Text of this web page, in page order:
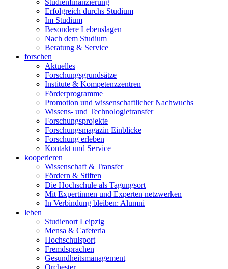
Studienfinanzierung
Erfolgreich durchs Studium
Im Studium
Besondere Lebenslagen
Nach dem Studium
Beratung & Service
forschen
Aktuelles
Forschungsgrundsätze
Institute & Kompetenzzentren
Förderprogramme
Promotion und wissenschaftlicher Nachwuchs
Wissens- und Technologietransfer
Forschungsprojekte
Forschungsmagazin Einblicke
Forschung erleben
Kontakt und Service
kooperieren
Wissenschaft & Transfer
Fördern & Stiften
Die Hochschule als Tagungsort
Mit Expertinnen und Experten netzwerken
In Verbindung bleiben: Alumni
leben
Studienort Leipzig
Mensa & Cafeteria
Hochschulsport
Fremdsprachen
Gesundheitsmanagement
Orchester